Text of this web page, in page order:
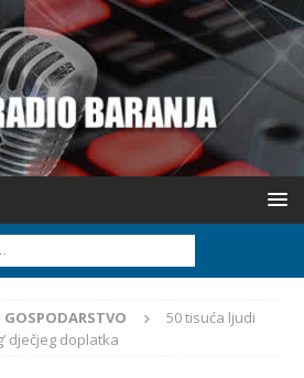
GOSPODARSTVO
50 tisuća ljudi
dječjeg doplatka